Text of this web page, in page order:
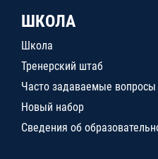
ШКОЛА
Школа
Тренерский штаб
Часто задаваемые вопросы
Новый набор
Сведения об